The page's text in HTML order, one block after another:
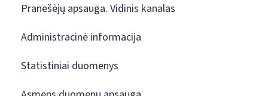
Pranešėjų apsauga. Vidinis kanalas
Administracinė informacija
Statistiniai duomenys